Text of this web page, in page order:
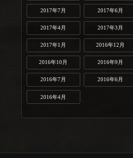
2017年7月 2017年6月
2017年4月 2017年3月
2017年1月 2016年12月
2016年10月 2016年9月
2016年7月 2016年6月
2016年4月